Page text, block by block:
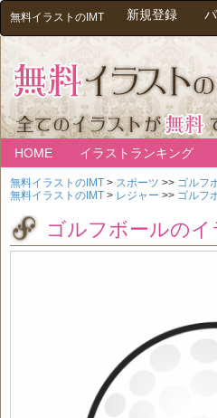
無料イラストのIMT 新規登録
HOME イラストランキング
無料イラストのIMT > スポーツ >> ゴルフ
無料イラストのIMT > レジャー >> ゴルフ
ゴルフボールのイ